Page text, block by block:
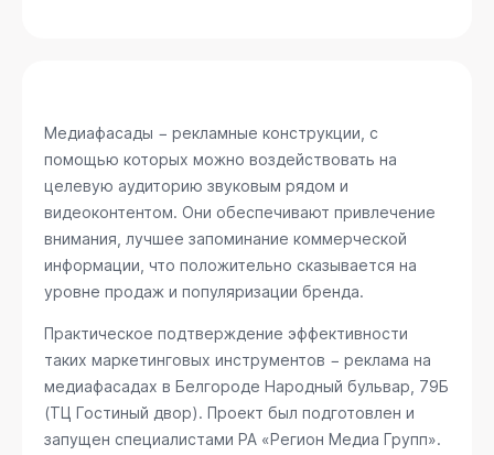
Медиафасады − рекламные конструкции, с
помощью которых можно воздействовать на
целевую аудиторию звуковым рядом и
видеоконтентом. Они обеспечивают привлечение
внимания, лучшее запоминание коммерческой
информации, что положительно сказывается на
уровне продаж и популяризации бренда.
Практическое подтверждение эффективности
таких маркетинговых инструментов − реклама на
медиафасадах в Белгороде Народный бульвар, 79Б
(ТЦ Гостиный двор). Проект был подготовлен и
запущен специалистами РА «Регион Медиа Групп».